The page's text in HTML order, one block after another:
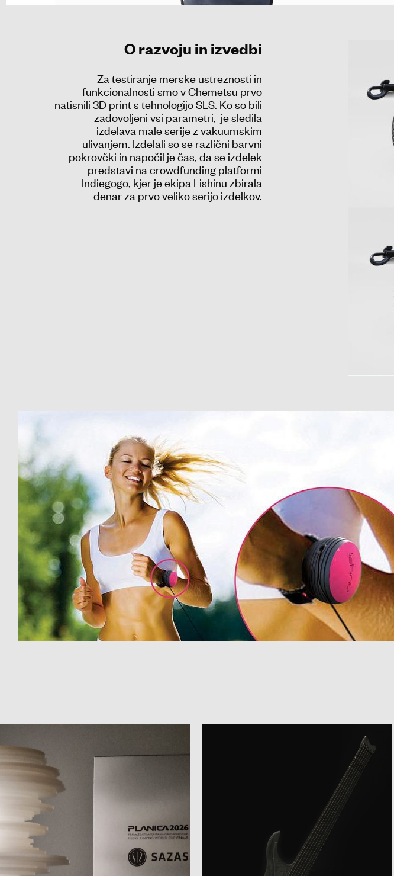
O razvoju in izvedbi
Za testiranje merske ustreznosti in
funkcionalnosti smo v Chemetsu prvo
natisnili 3D print s tehnologijo SLS. Ko so bili
zadovoljeni vsi parametri, je sledila
izdelava male serije z vakuumskim
ulivanjem. Izdelali so se različni barvni
pokrovčki in napočil je čas, da se izdelek
predstavi na crowdfunding platformi
Indiegogo, kjer je ekipa Lishinu zbirala
denar za prvo veliko serijo izdelkov.